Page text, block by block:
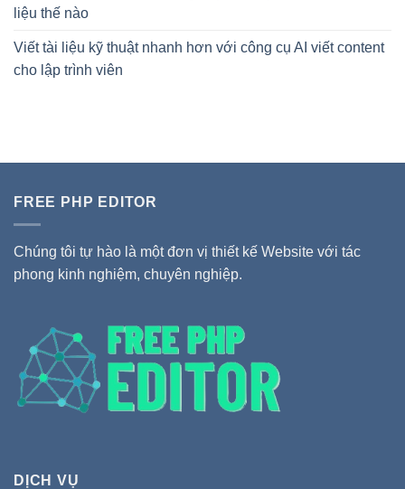
liệu thế nào
Viết tài liệu kỹ thuật nhanh hơn với công cụ AI viết content
cho lập trình viên
FREE PHP EDITOR
Chúng tôi tự hào là một đơn vị thiết kế Website với tác
phong kinh nghiệm, chuyên nghiệp.
DỊCH VỤ